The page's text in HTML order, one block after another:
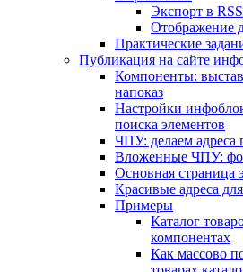
Экспорт в RSS
Отображение
Практические
Публикация на сайте
Компоненты:
напоказ
Настройки
поиска элементов
ЧПУ: делаем адреса
Вложенные ЧПУ:
Основная страница
Красивые адреса
Примеры
Каталог
компонентах
Как массово